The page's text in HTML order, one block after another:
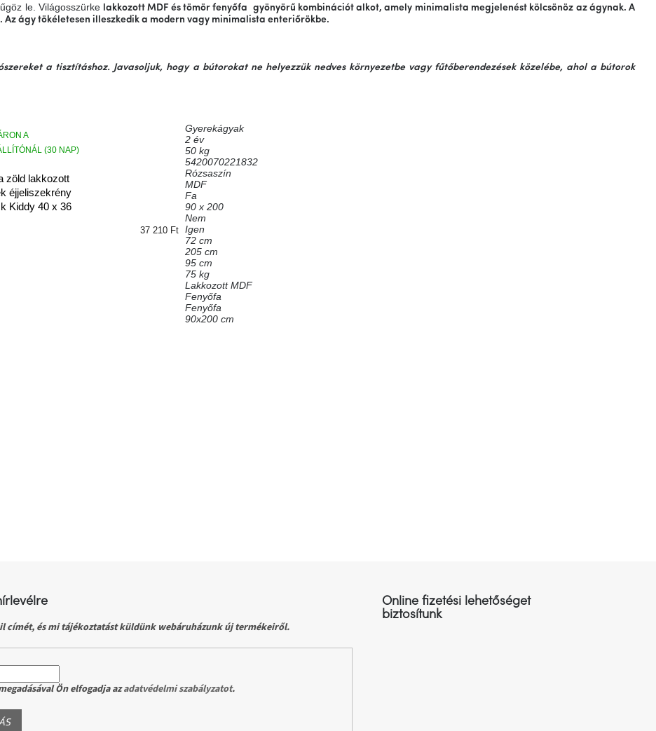
zöld lakkozott
éjjeliszekrény
Kiddy 40 x 36
A
(30 NAP)
37 210 Ft
le. Világosszürke lakkozott MDF és tömör fenyőfa gyönyörű kombinációtalkot, amely minimalista megjelenést kölcsönöz az ágynak. A
Az ágy tökéletesen illeszkedik a modern vagy minimalista enteriőrökbe.
a tisztításhoz. Javasoljuk, hogy a bútorokat ne helyezzük nedves környezetbe vagy fűtőberendezések közelébe, ahol a bútorok
Gyerekágyak
2 év
50 kg
5420070221832
Rózsaszín
MDF
Fa
90 x 200
Nem
Igen
72 cm
205 cm
95 cm
75 kg
Lakkozott MDF
Fenyőfa
Fenyőfa
90x200 cm
címét, és mi tájékoztatást küldünk webáruházunk új termékeiről.
Ön elfogadja azadatvédelmi szabályzatot.
Online fizetési lehetőséget
biztosítunk